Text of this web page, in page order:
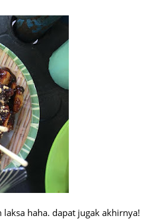
haha. dapat jugak akhirnya!